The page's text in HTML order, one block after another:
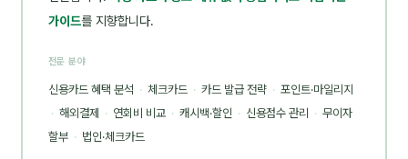
가이드를 지향합니다.
전문 분야
신용카드 혜택 분석 · 체크카드 · 카드 발급 전략 · 포인트·마일리지
· 해외결제 · 연회비 비교 · 캐시백·할인 · 신용점수 관리 · 무이자
할부 · 법인·체크카드